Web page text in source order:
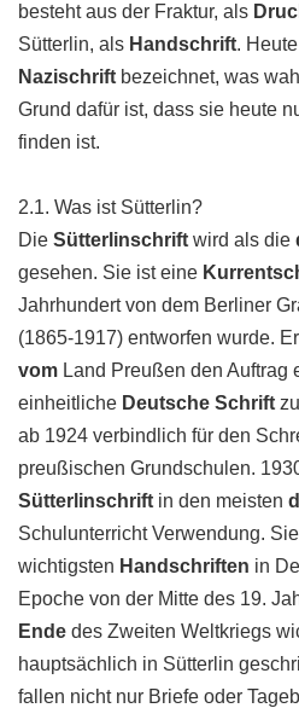
besteht aus der Fraktur, als
Sütterlin, als Handschrift.
Nazischrift bezeichnet, was
Grund dafür ist, dass sie heute
finden ist.
2.1. Was ist Sütterlin?
Die Sütterlinschrift wird als die
gesehen. Sie ist eine
Jahrhundert von dem Berliner
(1865-1917) entworfen wurde.
vom Land Preußen den Auftrag
einheitliche Deutsche Schrift
ab 1924 verbindlich für den
preußischen Grundschulen.
Sütterlinschrift in den meisten
Schulunterricht Verwendung.
wichtigsten Handschriften in
Epoche von der Mitte des 19.
Ende des Zweiten Weltkriegs
hauptsächlich in Sütterlin
fallen nicht nur Briefe oder